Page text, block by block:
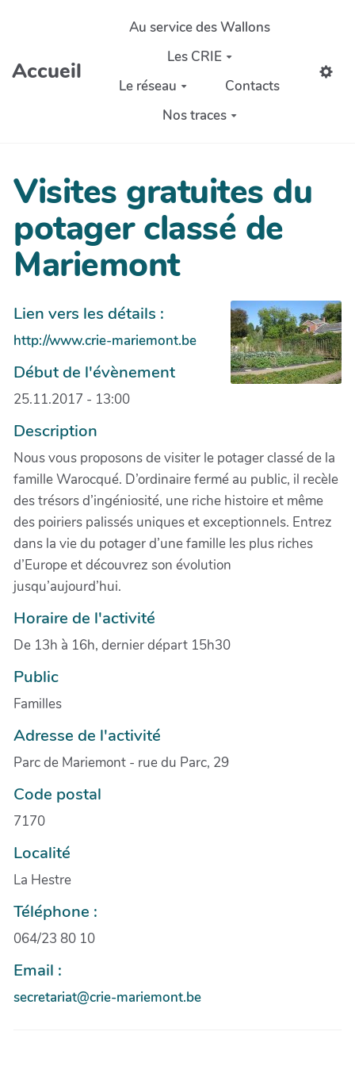
Aller au contenu principal
Accueil
Au service des Wallons
Les CRIE
Le réseau
Contacts
Nos traces
Visites gratuites du
potager classé de
Mariemont
Lien vers les détails :
http://www.crie-mariemont.be
Début de l'évènement
25.11.2017 - 13:00
Description
Nous vous proposons de visiter le potager classé de la
famille Warocqué. D’ordinaire fermé au public, il recèle
des trésors d’ingéniosité, une riche histoire et même
des poiriers palissés uniques et exceptionnels. Entrez
dans la vie du potager d’une famille les plus riches
d’Europe et découvrez son évolution
jusqu’aujourd’hui.
Horaire de l'activité
De 13h à 16h, dernier départ 15h30
Public
Familles
Adresse de l'activité
Parc de Mariemont - rue du Parc, 29
Code postal
7170
Localité
La Hestre
Téléphone :
064/23 80 10
Email :
secretariat@crie-mariemont.be